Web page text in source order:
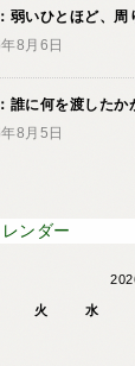
弱いひとほど、周
8月6日
誰に何を渡したか
8月5日
ンダー
火 水